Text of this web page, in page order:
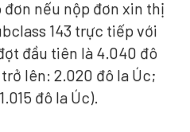
nếu nộp đơn xin thị
143 trực tiếp với
đầu tiên là 4.040 đô
lên: 2.020 đô la Úc;
đô la Úc).